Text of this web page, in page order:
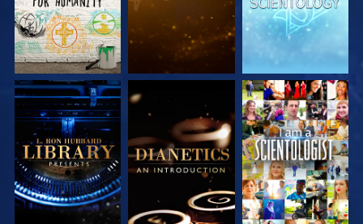
VERKEN DE SERIE VERKEN DE SERIE KIJK